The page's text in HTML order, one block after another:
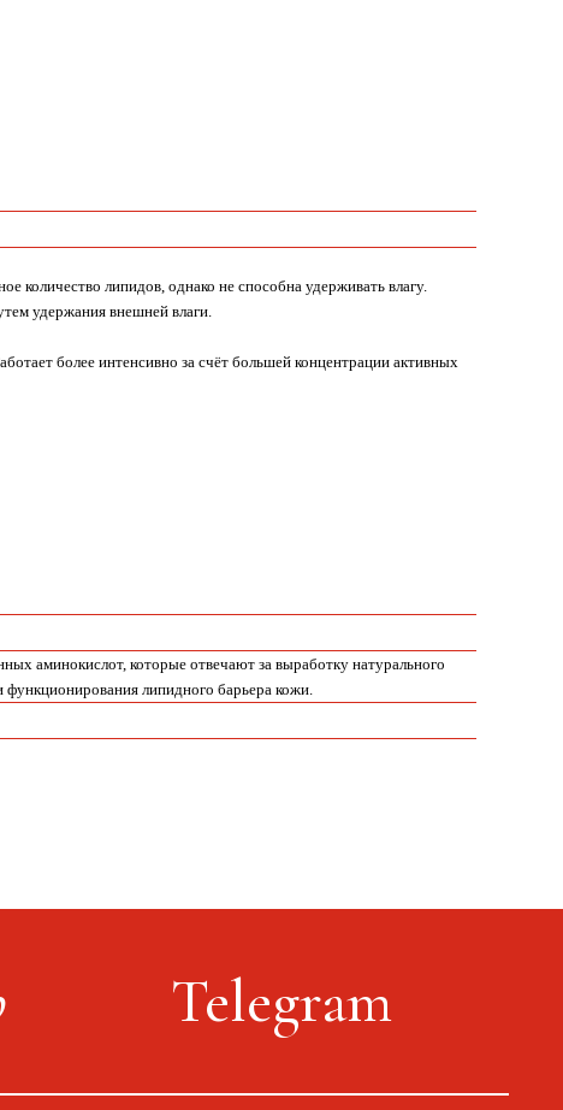
количество липидов, однако не способна удерживать влагу.
удержания внешней влаги.
более интенсивно за счёт большей концентрации активных
аминокислот, которые отвечают за выработку натурального
липидного барьера кожи.